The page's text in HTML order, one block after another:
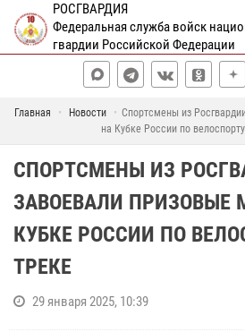
РОСГВАРДИЯ
Федеральная служба войск
гвардии Российской Федерации
Главная Новости
Спортсмены из
на Кубке России по
СПОРТСМЕНЫ ИЗ
ЗАВОЕВАЛИ ПРИЗОВЫЕ
КУБКЕ РОССИИ ПО
ТРЕКЕ
29 января 2025, 10:39